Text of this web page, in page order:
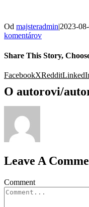
Od majsteradmin|2023-
komentárov
Share This Story,
FacebookXReddit
O autorovi/
Leave A
Comment